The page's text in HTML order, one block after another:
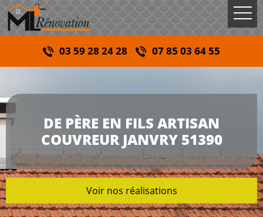
03 59 28 24 28 07 85 03 64 55
DE PÈRE EN FILS ARTISAN
COUVREUR JANVRY 51390
Voir nos réalisations